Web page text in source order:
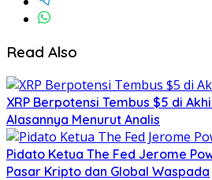
Read Also
XRP Berpotensi Tembus $5 di
Alasannya Menurut Analis
Pidato Ketua The Fed Jerome
Pasar Kripto dan Global Waspada